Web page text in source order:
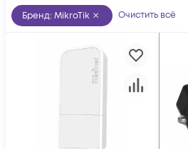
Бренд: MikroTik Очистить всё